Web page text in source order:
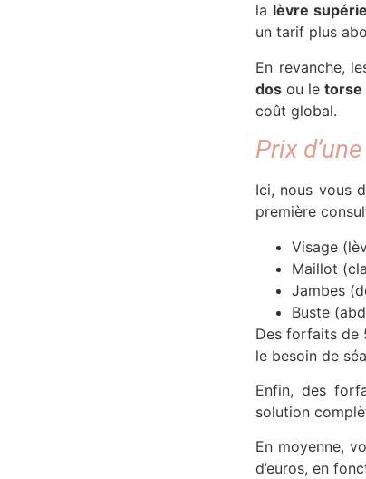
la lèvre
un tarif plus
En revanche,
dos ou le torse
coût global.
Prix
Ici, nous vous
première
Visage
Maillot
Jambes
Buste
Des forfaits de
le besoin de
Enfin, des
solution
En moyenne,
d’euros, en